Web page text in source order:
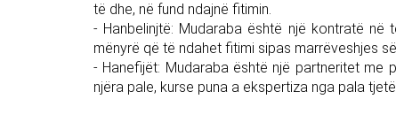
të dhe, në fund ndajnë fitimin.
- Hanbelinjtë: Mudaraba është një kontratë
mënyrë që të ndahet fitimi sipas marrëveshjes
- Hanefijët: Mudaraba është një partneritet me
njëra pale, kurse puna a ekspertiza nga pala